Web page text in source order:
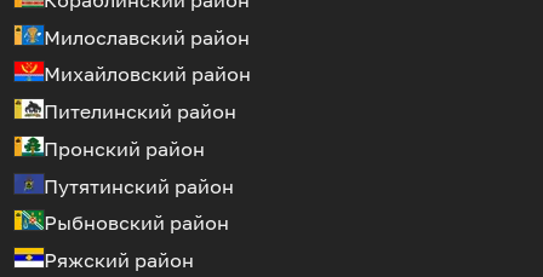
Милославский район
Михайловский район
Пителинский район
Пронский район
Путятинский район
Рыбновский район
Ряжский район